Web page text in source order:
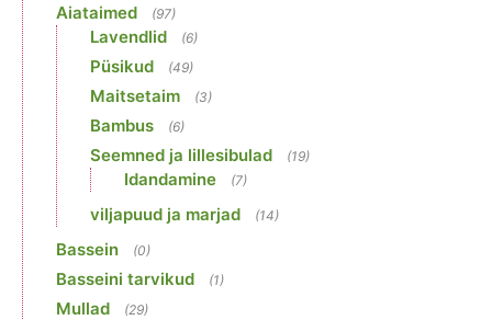
Aiataimed (97)
Lavendlid (6)
Püsikud (49)
Maitsetaim (3)
Bambus (6)
Seemned ja lillesibulad (19)
Idandamine (7)
viljapuud ja marjad (14)
Bassein (0)
Basseini tarvikud (1)
Mullad (29)